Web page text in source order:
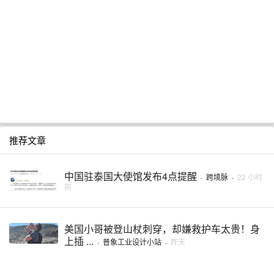
推荐文章
中国驻泰国大使馆发布4点提醒 · 跨境脉 · 22 小时
前
美国小哥被登山杖刺穿，却嫌救护车太贵！身
上插 ... · 普象工业设计小站 · 昨天